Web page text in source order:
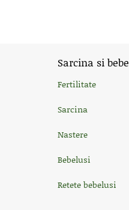
Sarcina si bebe
Fertilitate
Sarcina
Nastere
Bebelusi
Retete bebelusi